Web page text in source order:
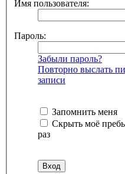
Имя пользователя:
Пароль:
Забыли пароль?
Повторно выслать
записи
Запомнить меня
Скрыть моё
раз